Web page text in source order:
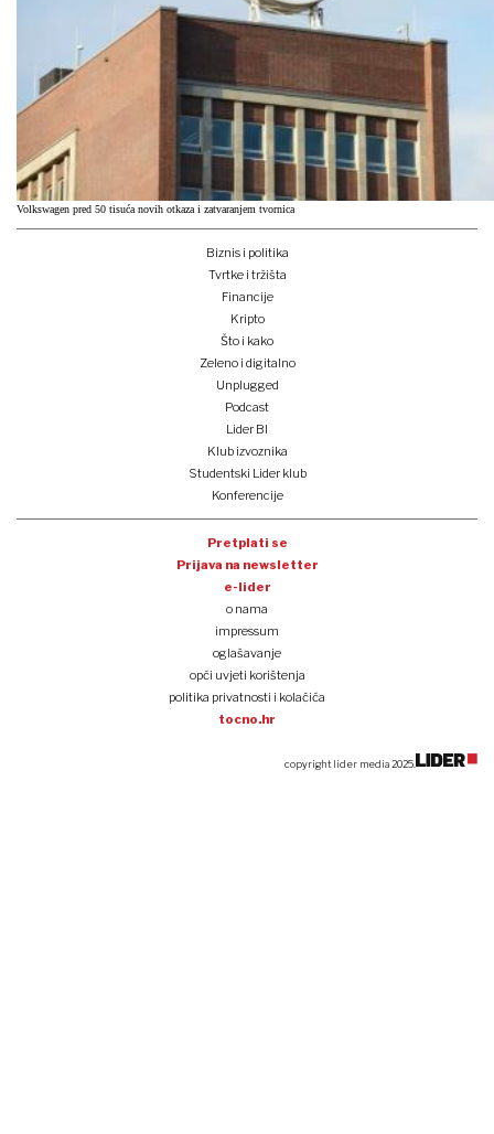
Volkswagen pred 50 tisuća novih otkaza i zatvaranjem tvornica
Biznis i politika
Tvrtke i tržišta
Financije
Kripto
Što i kako
Zeleno i digitalno
Unplugged
Podcast
Lider BI
Klub izvoznika
Studentski Lider klub
Konferencije
Pretplati se
Prijava na newsletter
e-lider
o nama
impressum
oglašavanje
opći uvjeti korištenja
politika privatnosti i kolačića
tocno.hr
copyright lider media 2025.